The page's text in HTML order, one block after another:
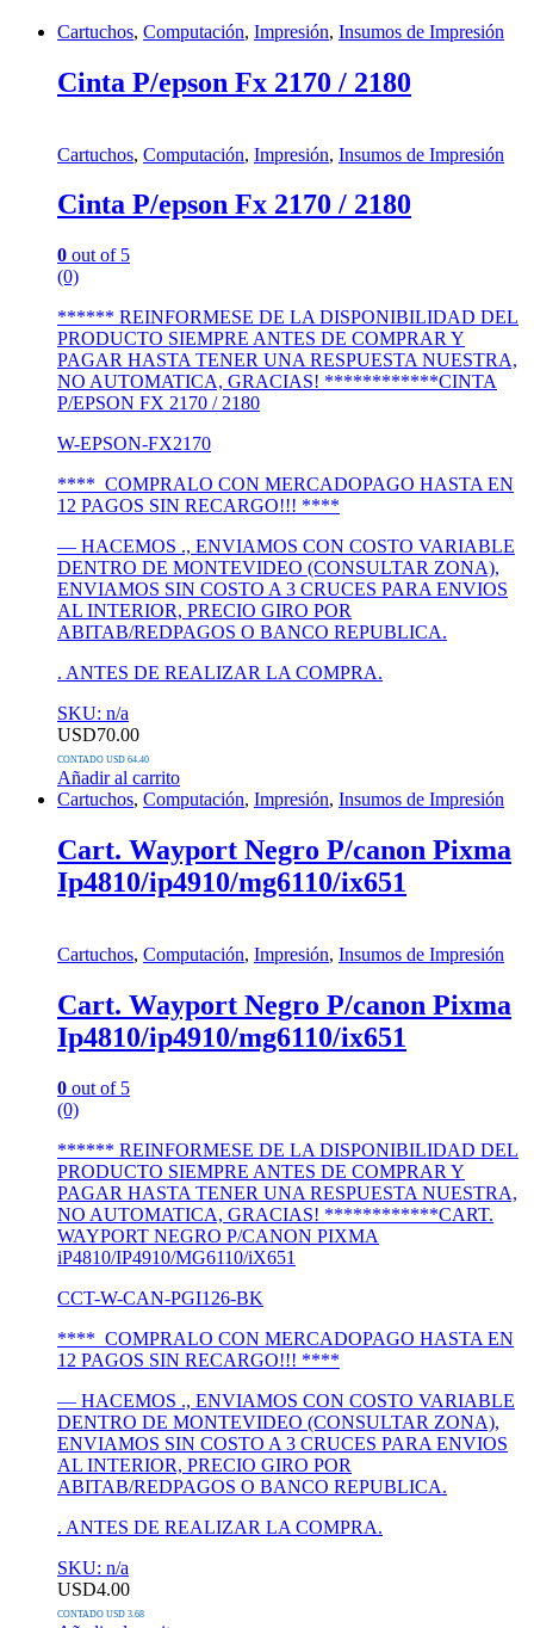
Cartuchos, Computación, Impresión, Insumos de Impresión
Cinta P/epson Fx 2170 / 2180
Cartuchos, Computación, Impresión, Insumos de Impresión
Cinta P/epson Fx 2170 / 2180
0 out of 5
(0)
****** REINFORMESE DE LA DISPONIBILIDAD DEL
PRODUCTO SIEMPRE ANTES DE COMPRAR Y
PAGAR HASTA TENER UNA RESPUESTA NUESTRA,
NO AUTOMATICA, GRACIAS! ************CINTA
P/EPSON FX 2170 / 2180
W-EPSON-FX2170
**** COMPRALO CON MERCADOPAGO HASTA EN
12 PAGOS SIN RECARGO!!! ****
— HACEMOS ., ENVIAMOS CON COSTO VARIABLE
DENTRO DE MONTEVIDEO (CONSULTAR ZONA),
ENVIAMOS SIN COSTO A 3 CRUCES PARA ENVIOS
AL INTERIOR, PRECIO GIRO POR
ABITAB/REDPAGOS O BANCO REPUBLICA.
. ANTES DE REALIZAR LA COMPRA.
SKU: n/a
USD70.00
CONTADO USD 64.40
Añadir al carrito
Cartuchos, Computación, Impresión, Insumos de Impresión
Cart. Wayport Negro P/canon Pixma
Ip4810/ip4910/mg6110/ix651
Cartuchos, Computación, Impresión, Insumos de Impresión
Cart. Wayport Negro P/canon Pixma
Ip4810/ip4910/mg6110/ix651
0 out of 5
(0)
****** REINFORMESE DE LA DISPONIBILIDAD DEL
PRODUCTO SIEMPRE ANTES DE COMPRAR Y
PAGAR HASTA TENER UNA RESPUESTA NUESTRA,
NO AUTOMATICA, GRACIAS! ************CART.
WAYPORT NEGRO P/CANON PIXMA
iP4810/IP4910/MG6110/iX651
CCT-W-CAN-PGI126-BK
**** COMPRALO CON MERCADOPAGO HASTA EN
12 PAGOS SIN RECARGO!!! ****
— HACEMOS ., ENVIAMOS CON COSTO VARIABLE
DENTRO DE MONTEVIDEO (CONSULTAR ZONA),
ENVIAMOS SIN COSTO A 3 CRUCES PARA ENVIOS
AL INTERIOR, PRECIO GIRO POR
ABITAB/REDPAGOS O BANCO REPUBLICA.
. ANTES DE REALIZAR LA COMPRA.
SKU: n/a
USD4.00
CONTADO USD 3.68